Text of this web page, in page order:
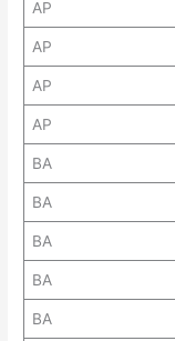
AP
AP
AP
AP
BA
BA
BA
BA
BA